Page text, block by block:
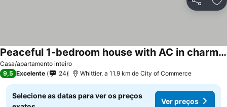
Partilhar
Casa/apartamento inteiro
Peaceful 1-bedroom house with AC in charming Whittier
9,5 Excelente 24 Whittier, a 11.9 km de City of Commerce
Selecione as datas para ver os preços
Ver preços